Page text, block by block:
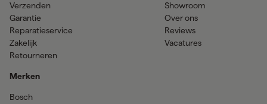
Verzenden
Garantie
Reparatieservice
Zakelijk
Retourneren
Merken
Bosch
Showroom
Over ons
Reviews
Vacatures